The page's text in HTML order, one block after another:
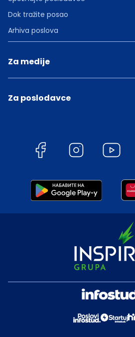
Dok tražite posao
Arhiva poslova
Za medije
Za poslodavce